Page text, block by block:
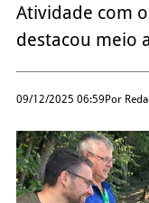
Atividade com
destacou meio
09/12/2025 06:59Por